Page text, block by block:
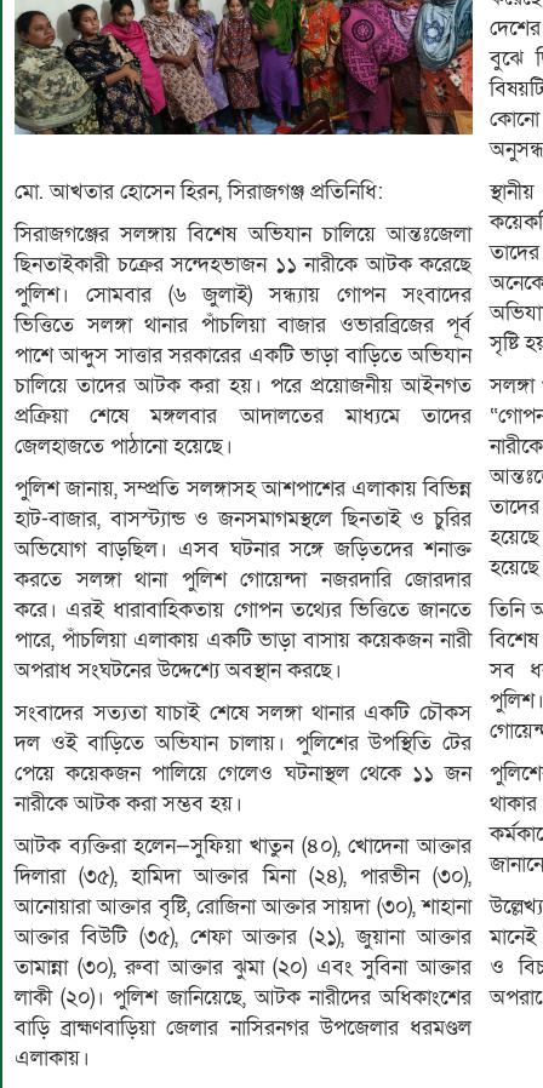
মো. আখতার হোসেন হিরন, সিরাজগঞ্জ প্রতিনিধি:
সিরাজগঞ্জের সলঙ্গায় বিশেষ অভিযান চালিয়ে আন্তঃজেলা
ছিনতাইকারী চক্রের সন্দেহভাজন ১১ নারীকে আটক করেছে
পুলিশ। সোমবার (৬ জুলাই) সন্ধ্যায় গোপন সংবাদের
ভিত্তিতে সলঙ্গা থানার পাঁচলিয়া বাজার ওভারব্রিজের পূর্ব
পাশে আব্দুস সাত্তার সরকারের একটি ভাড়া বাড়িতে অভিযান
চালিয়ে তাদের আটক করা হয়। পরে প্রয়োজনীয় আইনগত
প্রক্রিয়া শেষে মঙ্গলবার আদালতের মাধ্যমে তাদের
জেলহাজতে পাঠানো হয়েছে।
পুলিশ জানায়, সম্প্রতি সলঙ্গাসহ আশপাশের এলাকায় বিভিন্ন
হাট-বাজার, বাসস্ট্যান্ড ও জনসমাগমস্থলে ছিনতাই ও চুরির
অভিযোগ বাড়ছিল। এসব ঘটনার সঙ্গে জড়িতদের শনাক্ত
করতে সলঙ্গা থানা পুলিশ গোয়েন্দা নজরদারি জোরদার
করে। এরই ধারাবাহিকতায় গোপন তথ্যের ভিত্তিতে জানতে
পারে, পাঁচলিয়া এলাকায় একটি ভাড়া বাসায় কয়েকজন নারী
অপরাধ সংঘটনের উদ্দেশ্যে অবস্থান করছে।
সংবাদের সত্যতা যাচাই শেষে সলঙ্গা থানার একটি চৌকস
দল ওই বাড়িতে অভিযান চালায়। পুলিশের উপস্থিতি টের
পেয়ে কয়েকজন পালিয়ে গেলেও ঘটনাস্থল থেকে ১১ জন
নারীকে আটক করা সম্ভব হয়।
আটক ব্যক্তিরা হলেন—সুফিয়া খাতুন (৪০), খোদেনা আক্তার
দিলারা (৩৫), হামিদা আক্তার মিনা (২৪), পারভীন (৩০),
আনোয়ারা আক্তার বৃষ্টি, রোজিনা আক্তার সায়দা (৩০), শাহানা
আক্তার বিউটি (৩৫), শেফা আক্তার (২১), জুয়ানা আক্তার
তামান্না (৩০), রুবা আক্তার ঝুমা (২০) এবং সুবিনা আক্তার
লাকী (২০)। পুলিশ জানিয়েছে, আটক নারীদের অধিকাংশের
বাড়ি ব্রাহ্মণবাড়িয়া জেলার নাসিরনগর উপজেলার ধরমণ্ডল
এলাকায়।
বুঝে
কোনো
সৃষ্টি
তিনি
সব
ও